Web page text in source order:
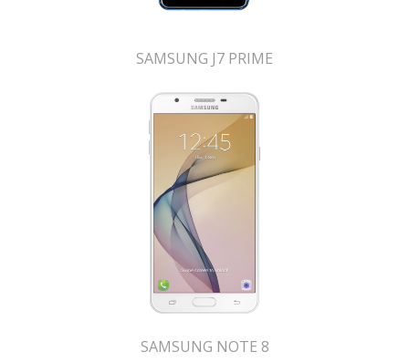
SAMSUNG J7 PRIME
SAMSUNG NOTE 8